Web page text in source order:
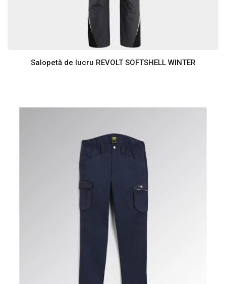
Salopetă de lucru REVOLT SOFTSHELL WINTER